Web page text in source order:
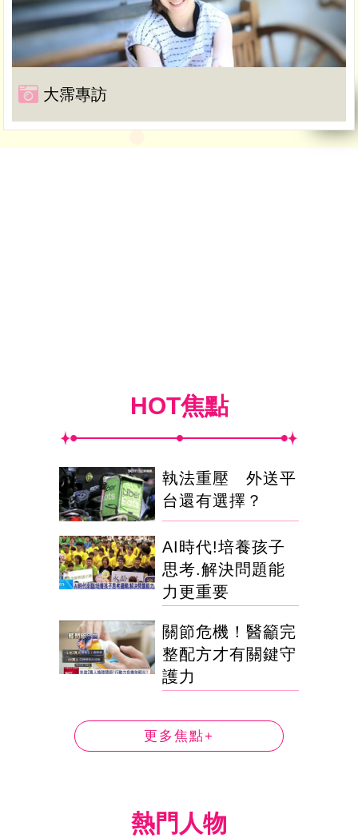
大霈專訪
HOT焦點
執法重壓 外送平
台還有選擇？
AI時代!培養孩子
思考.解決問題能
力更重要
關節危機！醫籲完
整配方才有關鍵守
護力
更多焦點+
熱門人物